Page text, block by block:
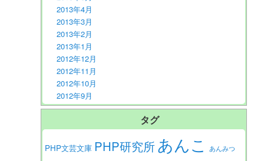
2013年4月
2013年3月
2013年2月
2013年1月
2012年12月
2012年11月
2012年10月
2012年9月
タグ
PHP文芸文庫 PHP研究所あんこ あんみつ